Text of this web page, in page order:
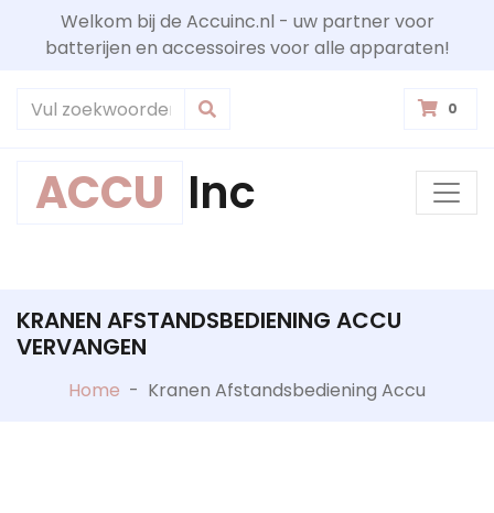
Welkom bij de Accuinc.nl - uw partner voor
batterijen en accessoires voor alle apparaten!
0
ACCU Inc
KRANEN AFSTANDSBEDIENING ACCU
VERVANGEN
Home - Kranen Afstandsbediening Accu